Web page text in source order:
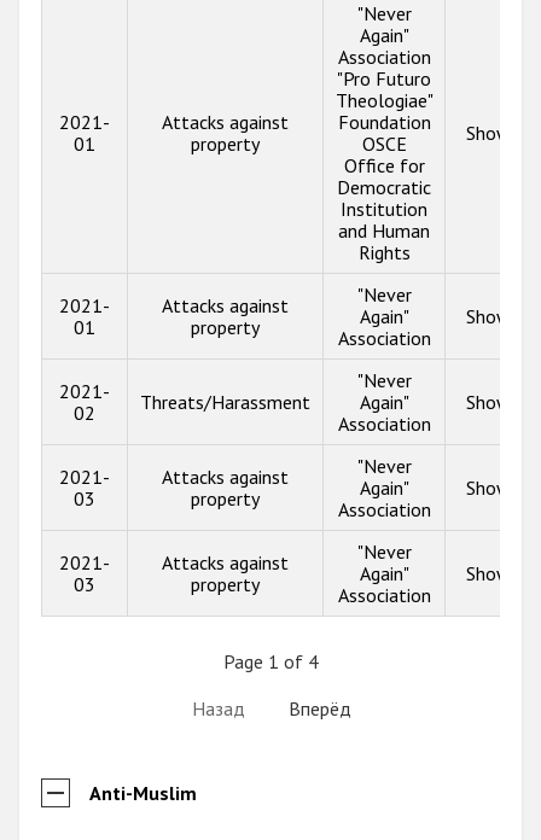
2021-
01
Attacks against
property
"Never
Again"
Association
"Pro Futuro
Theologiae"
Foundation
OSCE
Office for
Democratic
Institution
and Human
Rights
Show
2021-
01
Attacks against
property
"Never
Again"
Association
Show
2021-
02
Threats/Harassment
"Never
Again"
Association
Show
2021-
03
Attacks against
property
"Never
Again"
Association
Show
2021-
03
Attacks against
property
"Never
Again"
Association
Show
Page 1 of 4
Назад
Вперёд
Anti-Muslim